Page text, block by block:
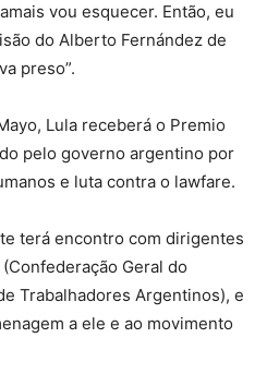
vou esquecer. Então, eu
do Alberto Fernández de
preso”.
Lula receberá o Premio
pelo governo argentino por
e luta contra o lawfare.
terá encontro com dirigentes
Geral do
Trabalhadores Argentinos), e
a ele e ao movimento